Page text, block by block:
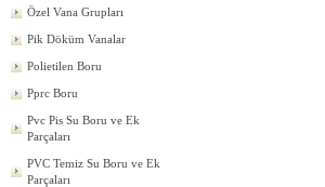
Özel Vana Grupları
Pik Döküm Vanalar
Polietilen Boru
Pprc Boru
Pvc Pis Su Boru ve Ek
Parçaları
PVC Temiz Su Boru ve Ek
Parçaları